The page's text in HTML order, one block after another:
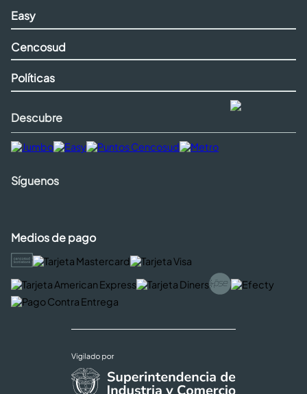
Easy
Cencosud
Políticas
Descubre
Síguenos
Medios de pago